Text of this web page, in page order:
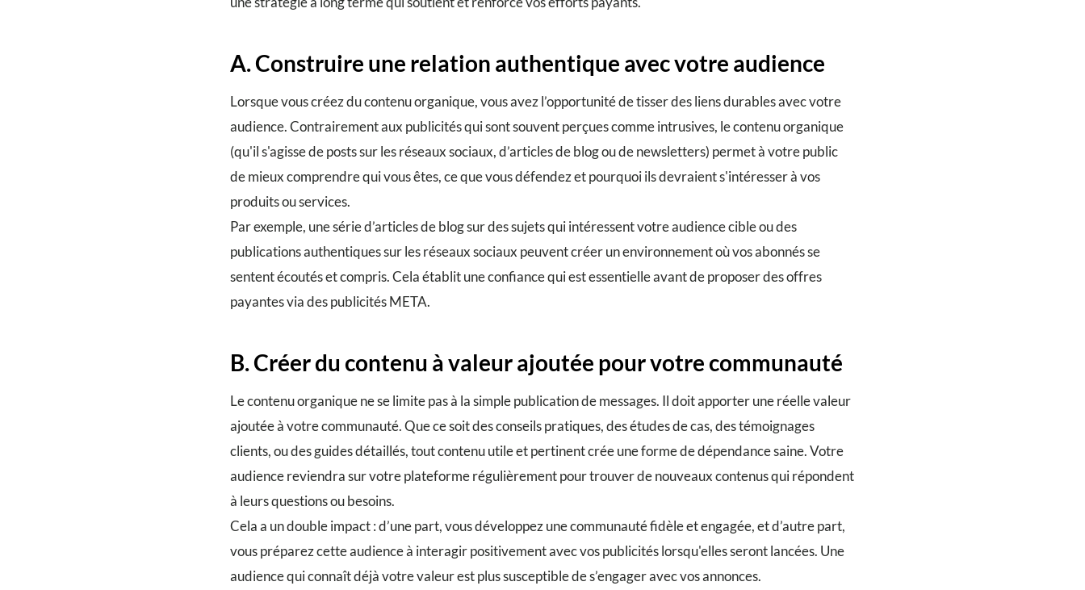
A. Construire une relation authentique avec votre audience
Lorsque vous créez du contenu organique, vous avez l’opportunité de tisser des liens durables avec votre
audience. Contrairement aux publicités qui sont souvent perçues comme intrusives, le contenu organique
(qu'il s'agisse de posts sur les réseaux sociaux, d’articles de blog ou de newsletters) permet à votre public
de mieux comprendre qui vous êtes, ce que vous défendez et pourquoi ils devraient s'intéresser à vos
produits ou services.
Par exemple, une série d’articles de blog sur des sujets qui intéressent votre audience cible ou des
publications authentiques sur les réseaux sociaux peuvent créer un environnement où vos abonnés se
sentent écoutés et compris. Cela établit une confiance qui est essentielle avant de proposer des offres
payantes via des publicités META.
B. Créer du contenu à valeur ajoutée pour votre communauté
Le contenu organique ne se limite pas à la simple publication de messages. Il doit apporter une réelle valeur
ajoutée à votre communauté. Que ce soit des conseils pratiques, des études de cas, des témoignages
clients, ou des guides détaillés, tout contenu utile et pertinent crée une forme de dépendance saine. Votre
audience reviendra sur votre plateforme régulièrement pour trouver de nouveaux contenus qui répondent
à leurs questions ou besoins.
Cela a un double impact : d’une part, vous développez une communauté fidèle et engagée, et d’autre part,
vous préparez cette audience à interagir positivement avec vos publicités lorsqu'elles seront lancées. Une
audience qui connaît déjà votre valeur est plus susceptible de s’engager avec vos annonces.